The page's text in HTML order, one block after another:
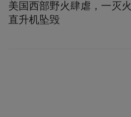
美国西部野火肆虐，一灭火
直升机坠毁